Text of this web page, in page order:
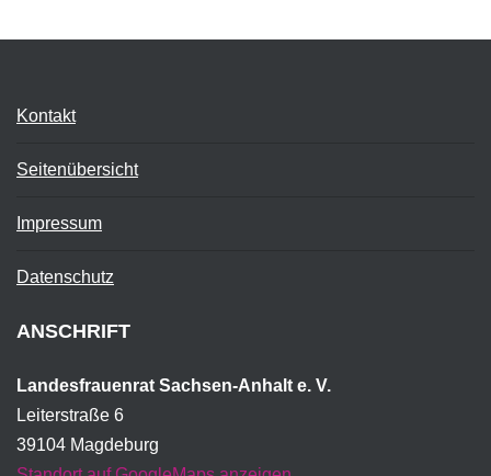
Kontakt
Seitenübersicht
Impressum
Datenschutz
ANSCHRIFT
Landesfrauenrat Sachsen-Anhalt e. V.
Leiterstraße 6
39104 Magdeburg